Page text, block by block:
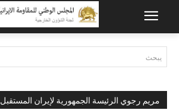
يبحث
مريم رجوي الرئيسة الجمهورية لإيران المستقبل